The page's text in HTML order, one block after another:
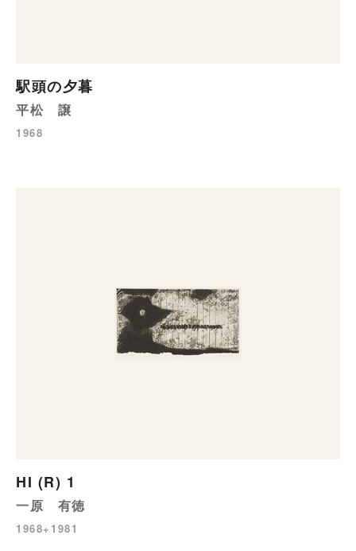
駅頭の夕暮
平松 譲
1968
HI (R) 1
一原 有徳
1968+1981